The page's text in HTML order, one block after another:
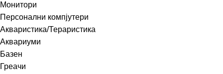
Монитори
Персонални компјутери
Акваристика/Тераристика
Аквариуми
Базен
Греачи